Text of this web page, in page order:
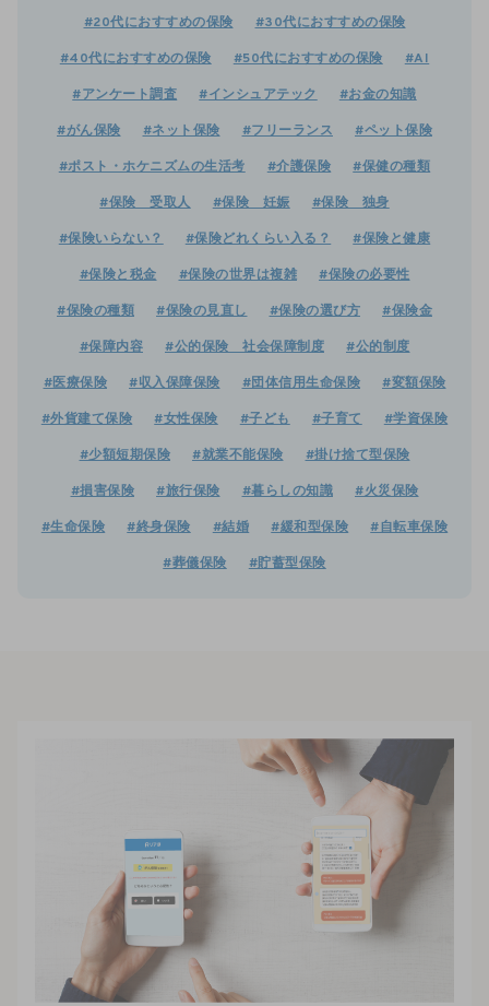
#20代におすすめの保険 #30代におすすめの保険
#40代におすすめの保険 #50代におすすめの保険 #AI
#アンケート調査 #インシュアテック #お金の知識
#がん保険 #ネット保険 #フリーランス #ペット保険
#ポスト・ホケニズムの生活考 #介護保険 #保健の種類
#保険 受取人 #保険 妊娠 #保険 独身
#保険いらない？ #保険どれくらい入る？ #保険と健康
#保険と税金 #保険の世界は複雑 #保険の必要性
#保険の種類 #保険の見直し #保険の選び方 #保険金
#保障内容 #公的保険 社会保障制度 #公的制度
#医療保険 #収入保障保険 #団体信用生命保険 #変額保険
#外貨建て保険 #女性保険 #子ども #子育て #学資保険
#少額短期保険 #就業不能保険 #掛け捨て型保険
#損害保険 #旅行保険 #暮らしの知識 #火災保険
#生命保険 #終身保険 #結婚 #緩和型保険 #自転車保険
#葬儀保険 #貯蓄型保険